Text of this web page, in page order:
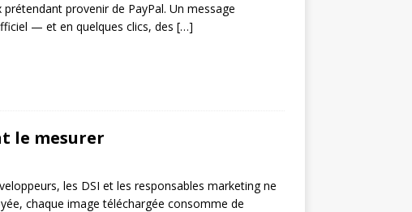
provenir de PayPal. Un message
— et en quelques clics, des […]
le mesurer
les DSI et les responsables marketing ne
chaque image téléchargée consomme de